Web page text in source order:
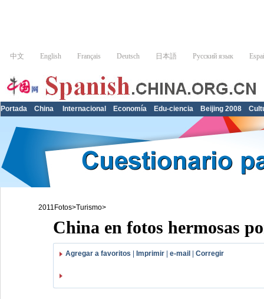
Portada China Internacional Economía Edu-ciencia Beijing 2008
2011Fotos>Turismo>
China en fotos hermosas
Agregar a favoritos Imprimir e-mail Corregir